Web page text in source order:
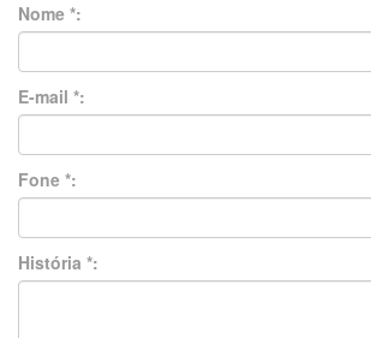
Nome *:
E-mail *:
Fone *:
História *: